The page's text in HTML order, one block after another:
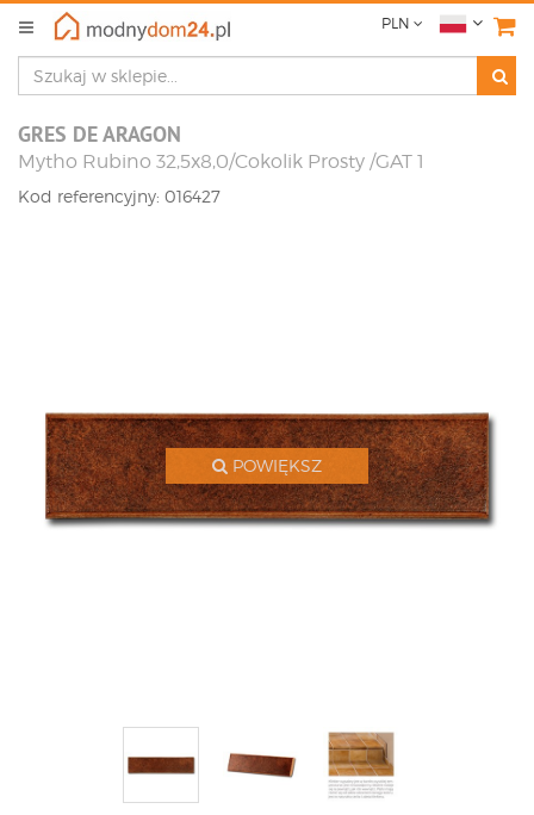
PLN
GRES DE ARAGON
Mytho Rubino 32,5x8,0/Cokolik Prosty /GAT 1
Kod referencyjny: 016427
POWIĘKSZ